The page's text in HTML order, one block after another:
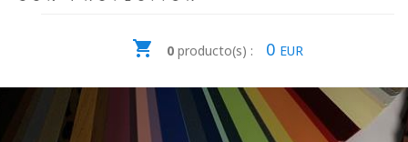
0 producto(s) : 0 EUR